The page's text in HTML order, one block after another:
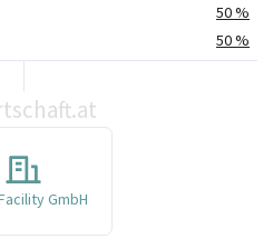
50 %
50 %
GmbH